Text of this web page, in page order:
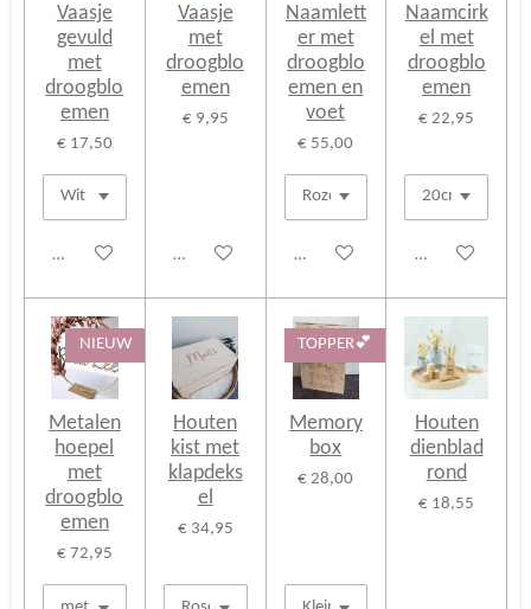
Vaasje
gevuld
met
droogblo
emen
€ 17,50
Bekijk details
Vaasje
met
droogblo
emen
€ 9,95
Bekijk details
Naamlett
er met
droogblo
emen en
voet
€ 55,00
Bekijk details
Naamcirk
el met
droogblo
emen
€ 22,95
Bekijk details
NIEUW
Metalen
hoepel
met
droogblo
emen
€ 72,95
Houten
kist met
klapdeks
el
€ 34,95
TOPPER💕
Memory
box
€ 28,00
Houten
dienblad
rond
€ 18,55